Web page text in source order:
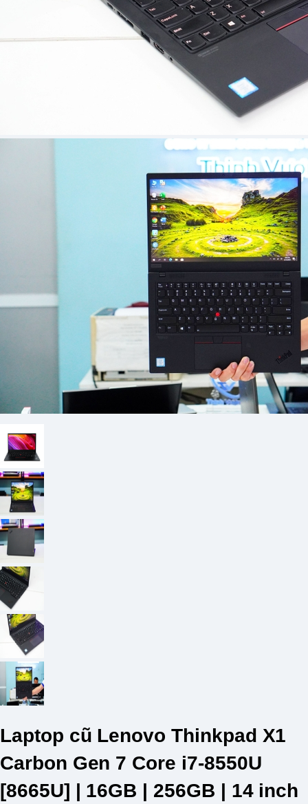
Laptop cũ Lenovo Thinkpad X1
Carbon Gen 7 Core i7-8550U
[8665U] | 16GB | 256GB | 14 inch